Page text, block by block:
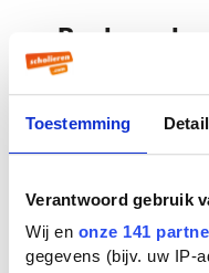
Toestemming
Verantwoord gebruik
Wij en onze 141
gegevens (bijv. uw IP-